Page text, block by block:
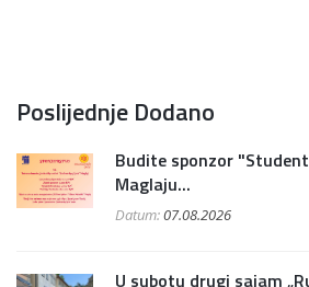
Poslijednje Dodano
Budite sponzor
Maglaju...
Datum:07.08.2026
U subotu drugi sajam